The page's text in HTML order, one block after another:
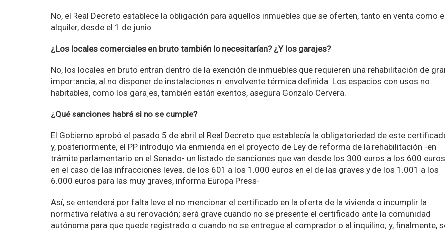
No, el Real Decreto establece la obligación para aquellos inmuebles que se oferten, tanto en venta como
alquiler, desde el 1 de junio.
¿Los locales comerciales en bruto también lo necesitarían? ¿Y los garajes?
No, los locales en bruto entran dentro de la exención de inmuebles que requieren una rehabilitación de
importancia, al no disponer de instalaciones ni envolvente térmica definida. Los espacios con usos no
habitables, como los garajes, también están exentos, asegura Gonzalo Cervera.
¿Qué sanciones habrá si no se cumple?
El Gobierno aprobó el pasado 5 de abril el Real Decreto que establecía la obligatoriedad de este
y, posteriormente, el PP introdujo vía enmienda en el proyecto de Ley de reforma de la rehabilitación -en
trámite parlamentario en el Senado- un listado de sanciones que van desde los 300 euros a los 600 euros
en el caso de las infracciones leves, de los 601 a los 1.000 euros en el de las graves y de los 1.001 a los
6.000 euros para las muy graves, informa Europa Press-
Así, se entenderá por falta leve el no mencionar el certificado en la oferta de la vivienda o incumplir la
normativa relativa a su renovación; será grave cuando no se presente el certificado ante la comunidad
autónoma para que quede registrado o cuando no se entregue al comprador o al inquilino; y, finalmente,